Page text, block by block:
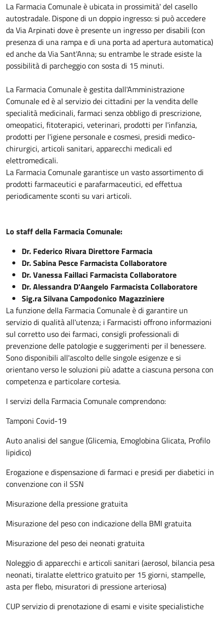
La Farmacia Comunale è ubicata in prossimità' del casello
autostradale. Dispone di un doppio ingresso: si può accedere
da Via Arpinati dove è presente un ingresso per disabili (con
presenza di una rampa e di una porta ad apertura automatica)
ed anche da Via Sant'Anna; su entrambe le strade esiste la
possibilità di parcheggio con sosta di 15 minuti.
La Farmacia Comunale è gestita dall'Amministrazione
Comunale ed è al servizio dei cittadini per la vendita delle
specialità medicinali, farmaci senza obbligo di prescrizione,
omeopatici, fitoterapici, veterinari, prodotti per l'infanzia,
prodotti per l'igiene personale e cosmesi, presidi medico-
chirurgici, articoli sanitari, apparecchi medicali ed
elettromedicali.
La Farmacia Comunale garantisce un vasto assortimento di
prodotti farmaceutici e parafarmaceutici, ed effettua
periodicamente sconti su vari articoli.
Lo staff della Farmacia Comunale:
Dr. Federico Rivara Direttore Farmacia
Dr. Sabina Pesce Farmacista Collaboratore
Dr. Vanessa Faillaci Farmacista Collaboratore
Dr. Alessandra D'Aangelo Farmacista Collaboratore
Sig.ra Silvana Campodonico Magazziniere
La funzione della Farmacia Comunale è di garantire un
servizio di qualità all'utenza; i Farmacisti offrono informazioni
sul corretto uso dei farmaci, consigli professionali di
prevenzione delle patologie e suggerimenti per il benessere.
Sono disponibili all'ascolto delle singole esigenze e si
orientano verso le soluzioni più adatte a ciascuna persona con
competenza e particolare cortesia.
I servizi della Farmacia Comunale comprendono:
Tamponi Covid-19
Auto analisi del sangue (Glicemia, Emoglobina Glicata, Profilo
lipidico)
Erogazione e dispensazione di farmaci e presidi per diabetici in
convenzione con il SSN
Misurazione della pressione gratuita
Misurazione del peso con indicazione della BMI gratuita
Misurazione del peso dei neonati gratuita
Noleggio di apparecchi e articoli sanitari (aerosol, bilancia pesa
neonati, tiralatte elettrico gratuito per 15 giorni, stampelle,
asta per flebo, misuratori di pressione arteriosa)
CUP servizio di prenotazione di esami e visite specialistiche